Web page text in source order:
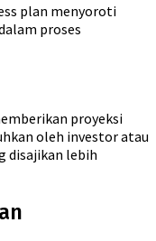
plan menyoroti
proses
proyeksi
oleh investor atau
disajikan lebih